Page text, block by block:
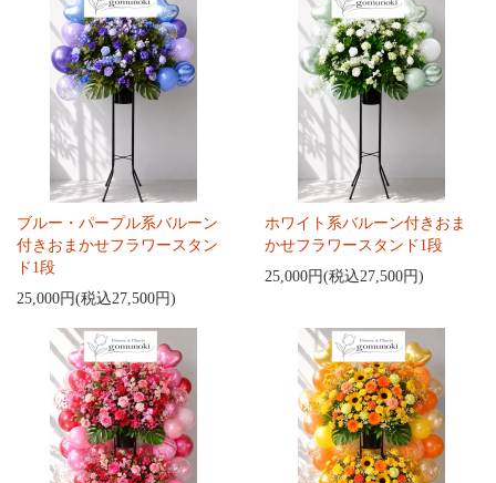
ブルー・パープル系バルーン
付きおまかせフラワースタン
ド1段
25,000円(税込27,500円)
ホワイト系バルーン付きおま
かせフラワースタンド1段
25,000円(税込27,500円)